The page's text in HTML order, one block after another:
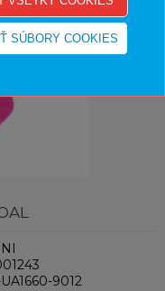
9012